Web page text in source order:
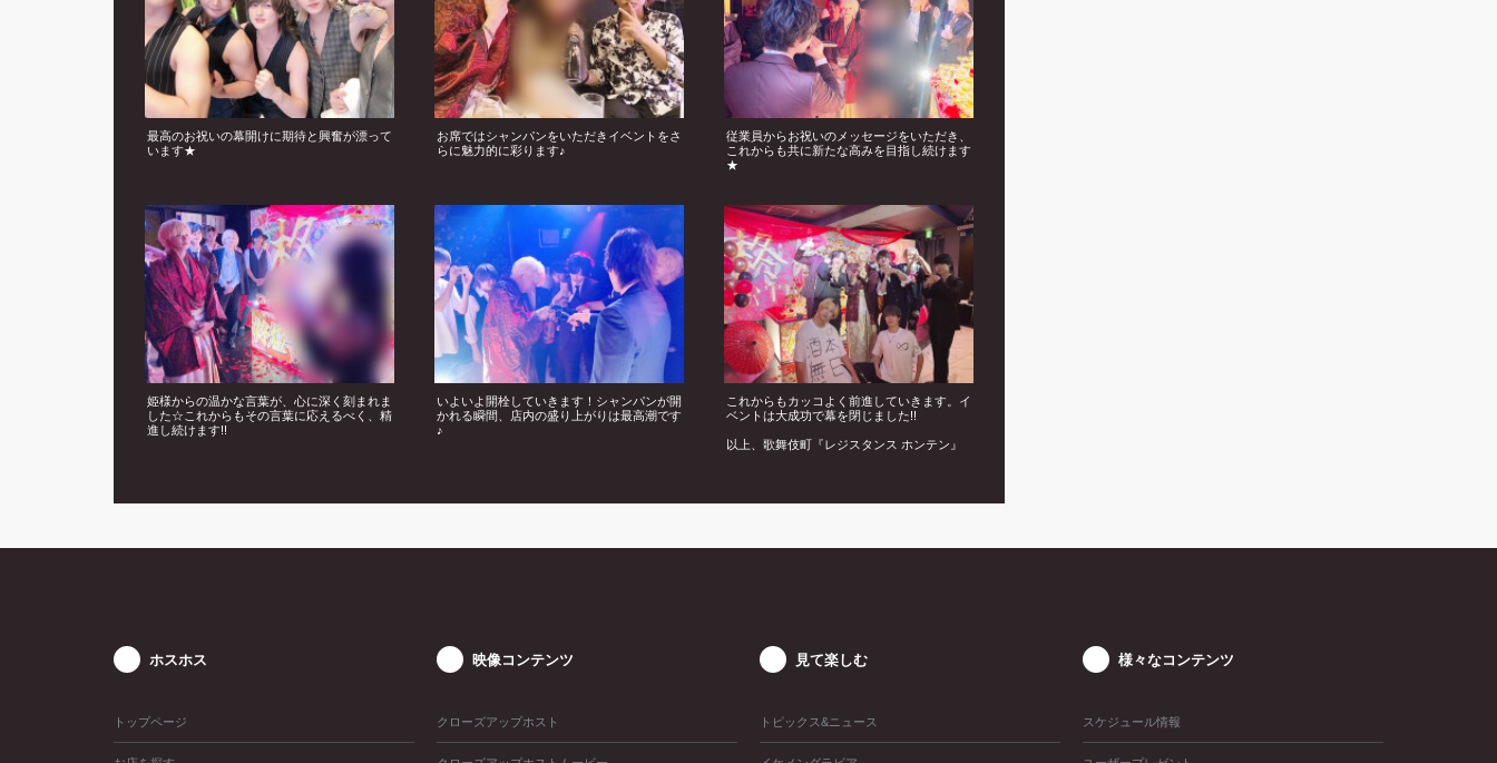
最高のお祝いの幕開けに期待と興奮が漂って
います★
お席ではシャンパンをいただきイベントをさ
らに魅力的に彩ります♪
従業員からお祝いのメッセージをいただき、
これからも共に新たな高みを目指し続けます
★
姫様からの温かな言葉が、心に深く刻まれま
した☆これからもその言葉に応えるべく、精
進し続けます!!
いよいよ開栓していきます！シャンパンが開
かれる瞬間、店内の盛り上がりは最高潮です
♪
これからもカッコよく前進していきます。イ
ベントは大成功で幕を閉じました!!
以上、歌舞伎町『レジスタンス ホンテン』
ホスホス
トップページ
映像コンテンツ
クローズアップホスト
見て楽しむ
トピックス&ニュース
様々なコンテンツ
スケジュール情報